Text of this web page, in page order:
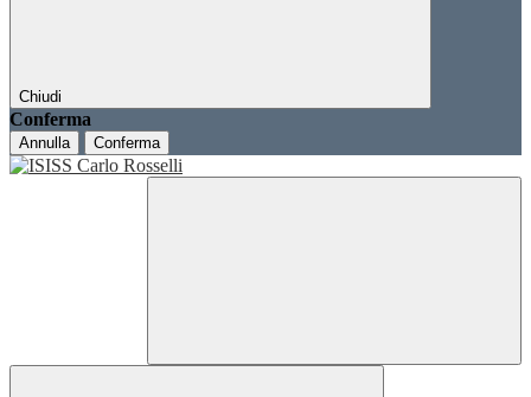
Chiudi
Conferma
Annulla Conferma